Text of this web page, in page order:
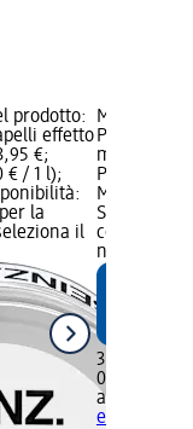
prodotto:
effetto
€;
€ / 1 l);
la
il
Marca:
Pasta
matte, 100
Prezzo
Marchio
Stato
consegna,
negozio dm
3,45 €
0,1 l (34,50
alverde
effetto